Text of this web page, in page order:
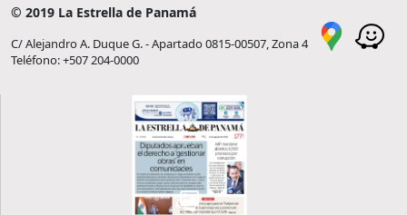
© 2019 La Estrella de Panamá
C/ Alejandro A. Duque G. - Apartado 0815-00507, Zona 4
Teléfono: +507 204-0000